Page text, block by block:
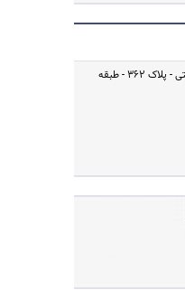
تهران - تهران، تهران - پیچ شمیران - خیابان انقلاب اسلامی - روبروی شریعتی - پلاک 362 - طبقه